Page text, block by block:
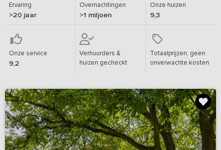
Ervaring
>20 jaar
Overnachtingen
>1 miljoen
Onze huizen
9,3
Onze service
9,2
Verhuurders &
huizen gecheckt
Totaalprijzen, geen
onverwachte kosten